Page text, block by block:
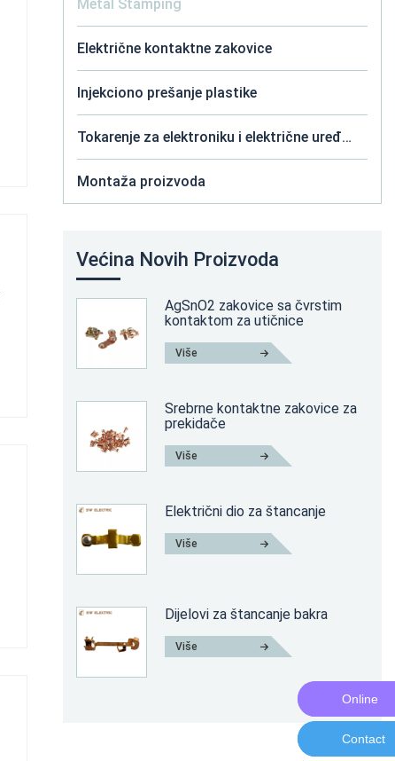
Metal Stamping
Električne kontaktne zakovice
Injekciono prešanje plastike
Tokarenje za elektroniku i električne uređaje
Montaža proizvoda
Većina Novih Proizvoda
AgSnO2 zakovice sa čvrstim
kontaktom za utičnice
Više
Srebrne kontaktne zakovice za
prekidače
Više
Električni dio za štancanje
Više
Dijelovi za štancanje bakra
Više
Online
Online
Contact
Contact